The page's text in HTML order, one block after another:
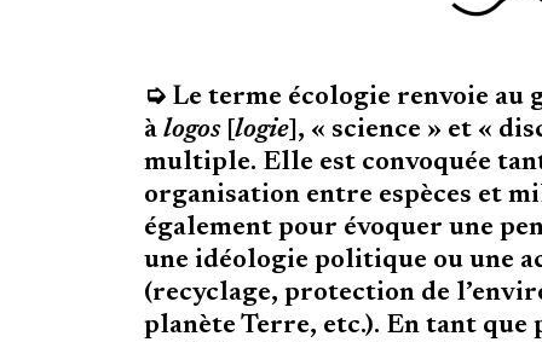
➭ Le terme écologie renvoie au
àlogos[logie ], « science » et «
multiple. Elle est convoquée
organisation entre espèces et
également pour évoquer une
une idéologie politique ou une
(recyclage, protection de
planète Terre, etc.). En tant